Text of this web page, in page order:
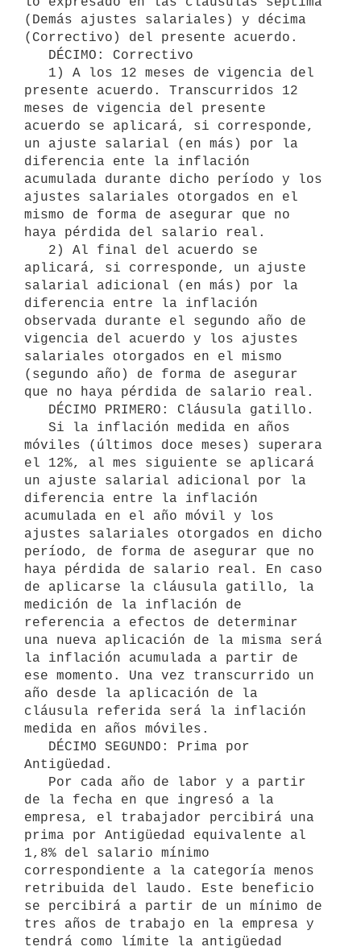
(Demás ajustes salariales) y décima
(Correctivo) del presente acuerdo.
presente acuerdo. Transcurridos 12
meses de vigencia del presente
acuerdo se aplicará, si corresponde,
un ajuste salarial (en más) por la
diferencia ente la inflación
acumulada durante dicho período y los
ajustes salariales otorgados en el
mismo de forma de asegurar que no
haya pérdida del salario real.
aplicará, si corresponde, un ajuste
salarial adicional (en más) por la
diferencia entre la inflación
observada durante el segundo año de
vigencia del acuerdo y los ajustes
salariales otorgados en el mismo
(segundo año) de forma de asegurar
que no haya pérdida de salario real.
móviles (últimos doce meses) superara
el 12%, al mes siguiente se aplicará
un ajuste salarial adicional por la
diferencia entre la inflación
acumulada en el año móvil y los
ajustes salariales otorgados en dicho
período, de forma de asegurar que no
haya pérdida de salario real. En caso
de aplicarse la cláusula gatillo, la
medición de la inflación de
referencia a efectos de determinar
una nueva aplicación de la misma será
la inflación acumulada a partir de
ese momento. Una vez transcurrido un
año desde la aplicación de la
cláusula referida será la inflación
medida en años móviles.
Antigüedad.
de la fecha en que ingresó a la
empresa, el trabajador percibirá una
prima por Antigüedad equivalente al
1,8% del salario mínimo
correspondiente a la categoría menos
retribuida del laudo. Este beneficio
se percibirá a partir de un mínimo de
tres años de trabajo en la empresa y
tendrá como límite la antigüedad